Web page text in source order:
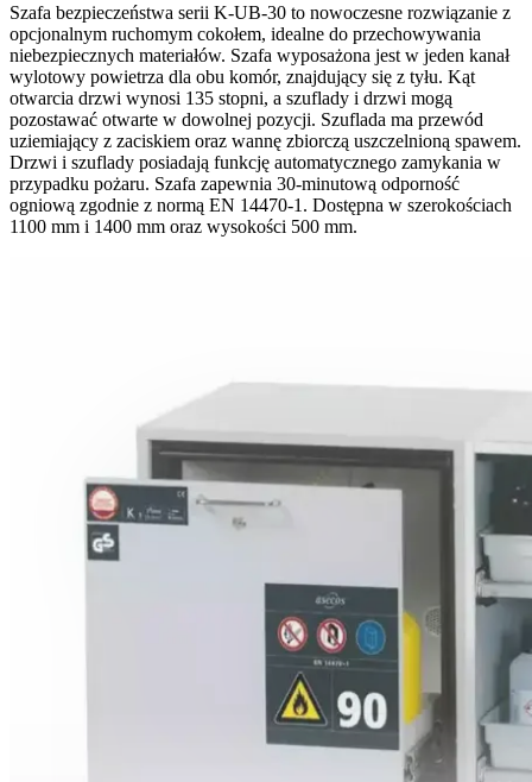
Szafa bezpieczeństwa serii K-UB-30 to nowoczesne rozwiązanie z
opcjonalnym ruchomym cokołem, idealne do przechowywania
niebezpiecznych materiałów. Szafa wyposażona jest w jeden kanał
wylotowy powietrza dla obu komór, znajdujący się z tyłu. Kąt
otwarcia drzwi wynosi 135 stopni, a szuflady i drzwi mogą
pozostawać otwarte w dowolnej pozycji. Szuflada ma przewód
uziemiający z zaciskiem oraz wannę zbiorczą uszczelnioną spawem.
Drzwi i szuflady posiadają funkcję automatycznego zamykania w
przypadku pożaru. Szafa zapewnia 30-minutową odporność
ogniową zgodnie z normą EN 14470-1. Dostępna w szerokościach
1100 mm i 1400 mm oraz wysokości 500 mm.